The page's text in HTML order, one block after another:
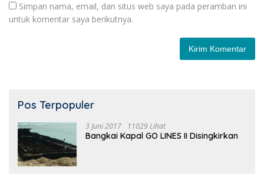
Simpan nama, email, dan situs web saya pada peramban ini
untuk komentar saya berikutnya.
Pos Terpopuler
3 Juni 2017 11029 Lihat
Bangkai Kapal GO LINES II Disingkirkan